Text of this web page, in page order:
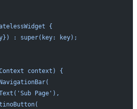
{
: super(key: key);
context) {
Page'),